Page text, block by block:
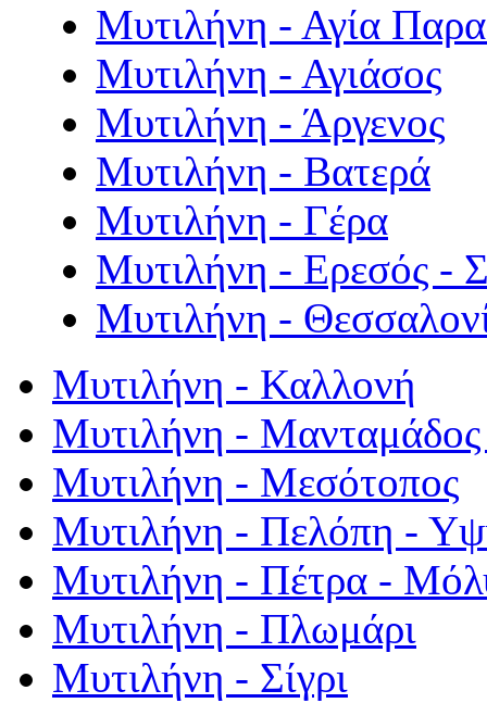
Μυτιλήνη - Αγία
Μυτιλήνη - Αγιάσος
Μυτιλήνη - Άργενος
Μυτιλήνη - Βατερά
Μυτιλήνη - Γέρα
Μυτιλήνη - Ερεσός -
Μυτιλήνη -
Μυτιλήνη - Καλλονή
Μυτιλήνη - Μανταμάδος
Μυτιλήνη - Μεσότοπος
Μυτιλήνη - Πελόπη -
Μυτιλήνη - Πέτρα -
Μυτιλήνη - Πλωμάρι
Μυτιλήνη - Σίγρι